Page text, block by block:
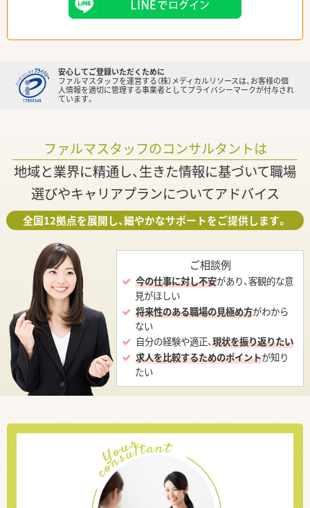
安心してご登録いただくために
ファルマスタッフを運営する（株）メディカルリソースは、お客様の個
人情報を適切に管理する事業者としてプライバシーマークが付与され
ています。
ファルマスタッフのコンサルタントは
地域と業界に精通し、生きた情報に基づいて職場
選びやキャリアプランについてアドバイス
全国12拠点を展開し、細やかなサポートをご提供します。
ご相談例
今の仕事に対し不安があり、客観的な意
見がほしい
将来性のある職場の見極め方がわから
ない
自分の経験や適正、現状を振り返りたい
求人を比較するためのポイントが知り
たい